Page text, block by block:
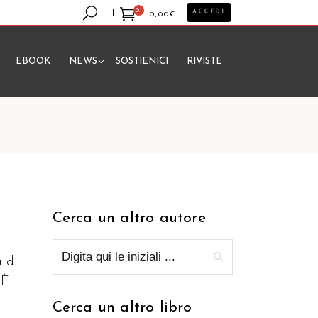
0
0,00€
prodotto nel carrello.
ACCEDI
EBOOK NEWS SOSTIENICI RIVISTE
di
Cerca un altro autore
Cerca un altro libro